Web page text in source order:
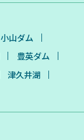
小山ダム
豊英ダム
津久井湖